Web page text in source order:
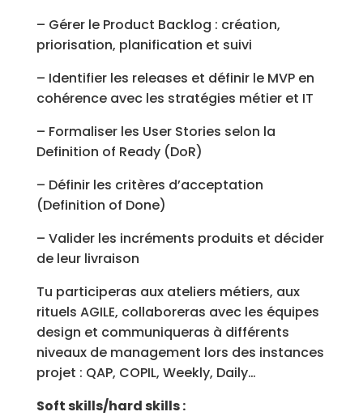
– Gérer le Product Backlog : création,
priorisation, planification et suivi
– Identifier les releases et définir le MVP en
cohérence avec les stratégies métier et IT
– Formaliser les User Stories selon la
Definition of Ready (DoR)
– Définir les critères d’acceptation
(Definition of Done)
– Valider les incréments produits et décider
de leur livraison
Tu participeras aux ateliers métiers, aux
rituels AGILE, collaboreras avec les équipes
design et communiqueras à différents
niveaux de management lors des instances
projet : QAP, COPIL, Weekly, Daily…
Soft skills/hard skills :